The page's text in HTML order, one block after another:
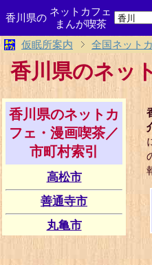
仮眠所案内 全国ネット
香川県のネッ
香川県のネットカ
フェ・漫画喫茶／
市町村索引
高松市
善通寺市
丸亀市
香川県の
ネットカフェ
まんが喫茶